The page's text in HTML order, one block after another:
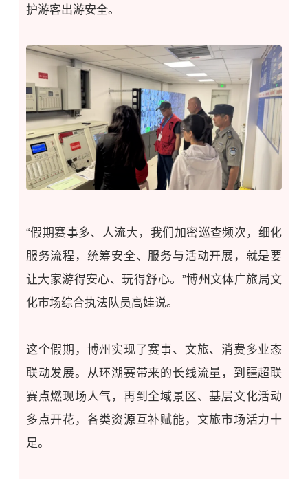
护游客出游安全。
“假期赛事多、人流大，我们加密巡查频次，细化
服务流程，统筹安全、服务与活动开展，就是要
让大家游得安心、玩得舒心。”博州文体广旅局文
化市场综合执法队员高娃说。
这个假期，博州实现了赛事、文旅、消费多业态
联动发展。从环湖赛带来的长线流量，到疆超联
赛点燃现场人气，再到全域景区、基层文化活动
多点开花，各类资源互补赋能，文旅市场活力十
足。